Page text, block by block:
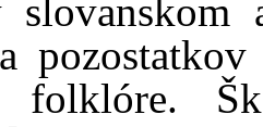
folklóre.